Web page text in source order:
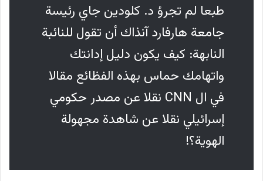
طبعا لم تجرؤ د. كلودين جاي رئيسة
جامعة هارفارد آنذاك أن تقول للنائبة
النابهة: كيف يكون دليل إدانتك
واتهامك حماس بهذه الفظائع مقالا
في ال CNN نقلا عن مصدر حكومي
إسرائيلي نقلا عن شاهدة مجهولة
الهوية؟!